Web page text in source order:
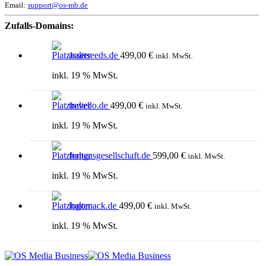
Email: support@os-mb.de
Zufalls-Domains:
assetseeds.de 499,00 € inkl. MwSt.
inkl. 19 % MwSt.
trevello.de 499,00 € inkl. MwSt.
inkl. 19 % MwSt.
ferngasgesellschaft.de 599,00 € inkl. MwSt.
inkl. 19 % MwSt.
logomack.de 499,00 € inkl. MwSt.
inkl. 19 % MwSt.